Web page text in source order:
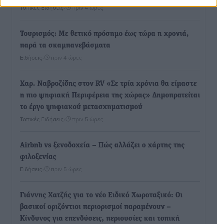
Τοπικές Ειδήσεις• πριν 4 ώρες
Τουρισμός: Με θετικό πρόσημο έως τώρα η χρονιά,
παρά τα σκαμπανεβάσματα
Ειδήσεις πριν 4 ώρες
Χαρ. Ναβροζίδης στον RV «Σε τρία χρόνια θα είμαστε
η πιο ψηφιακή Περιφέρεια της χώρας» Δημοπρατείται
το έργο ψηφιακού μετασχηματισμού
Τοπικές Ειδήσεις πριν 5 ώρες
Airbnb vs ξενοδοχεία – Πώς αλλάζει ο χάρτης της
φιλοξενίας
Ειδήσεις πριν 5 ώρες
Γιάννης Χατζής για το νέο Ειδικό Χωροταξικό: Οι
βασικοί οριζόντιοι περιορισμοί παραμένουν –
Κίνδυνος για επενδύσεις, περιουσίες και τοπική